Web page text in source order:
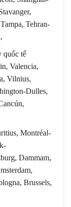
Tehran-
quốc tế
Valencia,
Vilnius,
Dulles,
Montréal-
Dammam,
Brussels,